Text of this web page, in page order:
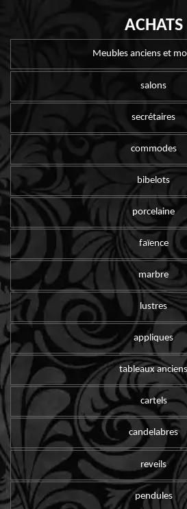
ACHATS
Meubles anciens et
salons
secrétaires
commodes
bibelots
porcelaine
faïence
marbre
lustres
appliques
tableaux anciens
cartels
candelabres
reveils
pendules